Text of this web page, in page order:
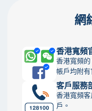
網
香港寬頻
香港寬頻的
帳戶均附有
客戶服務
香港寬頻客
戶。